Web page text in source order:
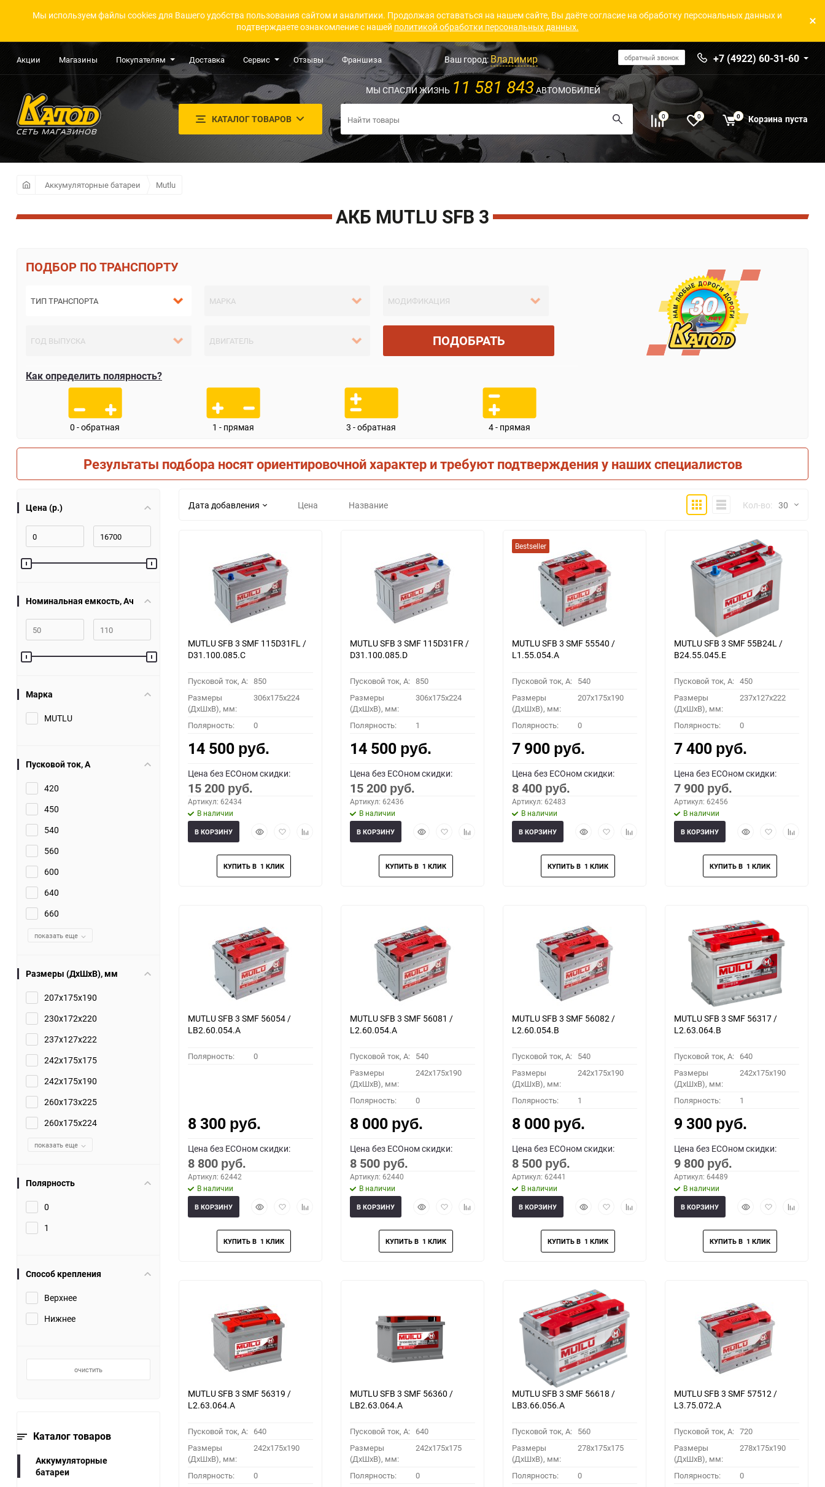
Мы используем файлы cookies для Вашего удобства пользования сайтом и аналитики. Продолжая оставаться на нашем сайте, Вы даёте согласие на обработку персональных данных и
подтверждаете ознакомление с нашей политикой обработки персональных данных.
Акции Магазины Покупателям Доставка Сервис Отзывы Франшиза Ваш город:Владимир обратный звонок +7 (4922) 60-31-60
КАТАЛОГ ТОВАРОВ
МЫ СПАСЛИ ЖИЗНЬ 11 581 843АВТОМОБИЛЕЙ
0 0 0 Корзина пуста
Аккумуляторные батареи Mutlu
АКБ MUTLU SFB 3
ПО ТРАНСПОРТУ
ПОДОБРАТЬ
Как определить полярность?
0 - обратная 1 - прямая 3 - обратная 4 - прямая
Результаты подбора носят ориентировочной характер и требуют подтверждения у наших специалистов
Цена (р.)
Номинальная емкость, Ач
Марка
MUTLU
Пусковой ток, A
420
450
540
560
600
640
660
показать еще
Размеры (ДхШхВ), мм
207x175x190
230x172x220
237x127x222
242x175x175
242x175x190
260x173x225
260x175x224
показать еще
Полярность
0
1
Способ крепления
Верхнее
Нижнее
очистить
Каталог товаров
Аккумуляторные
батареи
Дата добавления Цена Название ПлиткаКомпактноКол-во: 30
30
60
90
150
MUTLU SFB 3 SMF 115D31FL /
D31.100.085.C
Пусковой ток, A: 850
Размеры
(ДхШхВ), мм:
306x175x224
Полярность: 0
14 500 руб.
Цена без ECOном скидки:
15 200 руб.
Артикул: 62434
В наличии
БыстрыйДобавить
избранное
Добавить
В КОРЗИНУ
MUTLU SFB 3 SMF 115D31FR /
D31.100.085.D
Пусковой ток, A: 850
Размеры
(ДхШхВ), мм:
306x175x224
Полярность: 1
14 500 руб.
Цена без ECOном скидки:
15 200 руб.
Артикул: 62436
В наличии
БыстрыйДобавить
избранное
Добавить
В КОРЗИНУ
Bestseller
MUTLU SFB 3 SMF 55540 /
L1.55.054.A
Пусковой ток, A: 540
Размеры
(ДхШхВ), мм:
207x175x190
Полярность: 0
7 900 руб.
Цена без ECOном скидки:
8 400 руб.
Артикул: 62483
В наличии
БыстрыйДобавить
избранное
Добавить
В КОРЗИНУ
MUTLU SFB 3 SMF 55B24L /
B24.55.045.E
Пусковой ток, A: 450
Размеры
(ДхШхВ), мм:
237x127x222
Полярность: 0
7 400 руб.
Цена без ECOном скидки:
7 900 руб.
Артикул: 62456
В наличии
БыстрыйДобавить
избранное
Добавить
В КОРЗИНУ
MUTLU SFB 3 SMF 56054 /
LB2.60.054.A
Полярность: 0
8 300 руб.
Цена без ECOном скидки:
8 800 руб.
Артикул: 62442
В наличии
БыстрыйДобавить
избранное
Добавить
В КОРЗИНУ
MUTLU SFB 3 SMF 56081 /
L2.60.054.A
Пусковой ток, A: 540
Размеры
(ДхШхВ), мм:
242x175x190
Полярность: 0
8 000 руб.
Цена без ECOном скидки:
8 500 руб.
Артикул: 62440
В наличии
БыстрыйДобавить
избранное
Добавить
В КОРЗИНУ
MUTLU SFB 3 SMF 56082 /
L2.60.054.B
Пусковой ток, A: 540
Размеры
(ДхШхВ), мм:
242x175x190
Полярность: 1
8 000 руб.
Цена без ECOном скидки:
8 500 руб.
Артикул: 62441
В наличии
БыстрыйДобавить
избранное
Добавить
В КОРЗИНУ
MUTLU SFB 3 SMF 56317 /
L2.63.064.B
Пусковой ток, A: 640
Размеры
(ДхШхВ), мм:
242x175x190
Полярность: 1
9 300 руб.
Цена без ECOном скидки:
9 800 руб.
Артикул: 64489
В наличии
БыстрыйДобавить
избранное
Добавить
В КОРЗИНУ
MUTLU SFB 3 SMF 56319 /
L2.63.064.А
Пусковой ток, A: 640
Размеры
(ДхШхВ), мм:
242x175x190
Полярность: 0
MUTLU SFB 3 SMF 56360 /
LB2.63.064.A
Пусковой ток, A: 640
Размеры
(ДхШхВ), мм:
242x175x175
Полярность: 0
MUTLU SFB 3 SMF 56618 /
LB3.66.056.A
Пусковой ток, A: 560
Размеры
(ДхШхВ), мм:
278x175x175
Полярность: 0
MUTLU SFB 3 SMF 57512 /
L3.75.072.A
Пусковой ток, A: 720
Размеры
(ДхШхВ), мм:
278x175x190
Полярность: 0